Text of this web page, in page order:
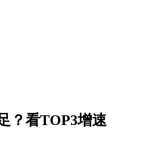
？看TOP3增速